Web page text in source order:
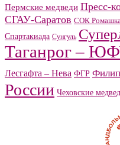
Пермские медведи Пресс-
СГАУ-Саратов СОК
Спартакиада Сунгуль
Таганрог –
Лесгафта – Нева ФГР
России Чеховские